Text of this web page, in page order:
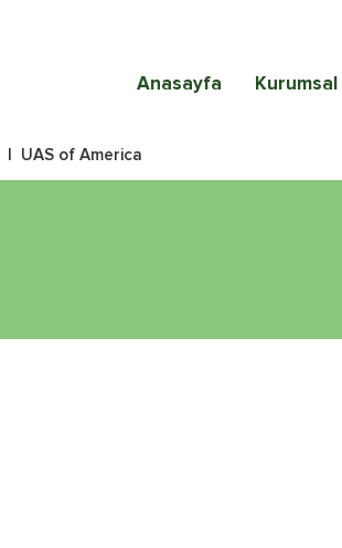
Anasayfa Kurumsal
UAS of America